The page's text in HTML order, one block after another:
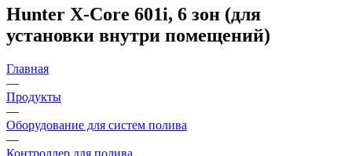
Hunter X-Core 601i, 6 зон (для
установки внутри помещений)
Главная
—
Продукты
—
Оборудование для систем полива
—
Контроллер для полива